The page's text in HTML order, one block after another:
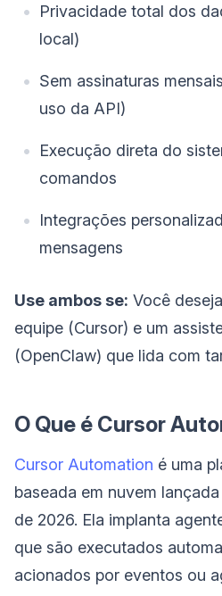
Privacidade total dos
local)
Sem assinaturas
uso da API)
Execução direta do
comandos
Integrações
mensagens
Use ambos se: Você
equipe (Cursor) e um
(OpenClaw) que lida com
O Que é Cursor
Cursor Automation é uma
baseada em nuvem
de 2026. Ela implanta
que são executados
acionados por eventos ou